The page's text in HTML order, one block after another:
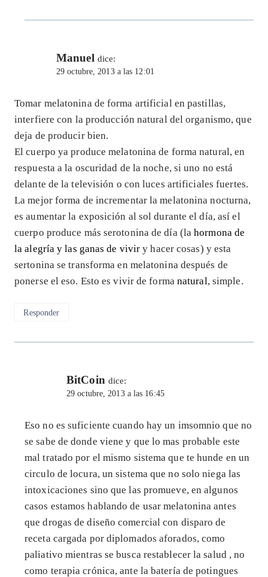
Manuel dice:
29 octubre, 2013 a las 12:01
Tomar melatonina de forma artificial en pastillas,
interfiere con la producción natural del organismo, que
deja de producir bien.
El cuerpo ya produce melatonina de forma natural, en
respuesta a la oscuridad de la noche, si uno no está
delante de la televisión o con luces artificiales fuertes.
La mejor forma de incrementar la melatonina nocturna,
es aumentar la exposición al sol durante el día, así el
cuerpo produce más serotonina de día (lahormona de
la alegría y las ganas de vivir y hacer cosas) y esta
sertonina se transforma en melatonina después de
ponerse el eso. Esto es vivir de forma natural, simple.
Responder
BitCoin dice:
29 octubre, 2013 a las 16:45
Eso no es suficiente cuando hay un imsomnio que no
se sabe de donde viene y que lo mas probable este
mal tratado por el mismo sistema que te hunde en un
circulo de locura, un sistema que no solo niega las
intoxicaciones sino que las promueve, en algunos
casos estamos hablando de usar melatonina antes
que drogas de diseño comercial con disparo de
receta cargada por diplomados aforados, como
paliativo mientras se busca restablecer la salud , no
como terapia crónica, ante la batería de potingues